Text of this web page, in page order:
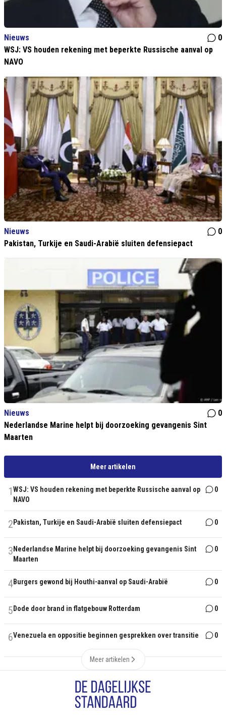
Nieuws
0
WSJ: VS houden rekening met beperkte Russische aanval op
NAVO
Nieuws
0
Pakistan, Turkije en Saudi-Arabië sluiten defensiepact
Nieuws
0
Nederlandse Marine helpt bij doorzoeking gevangenis Sint
Maarten
Meer artikelen
1WSJ: VS houden rekening met beperkte Russische aanval op
NAVO
0
2 Pakistan, Turkije en Saudi-Arabië sluiten defensiepact 0
3 Nederlandse Marine helpt bij doorzoeking gevangenis Sint
Maarten
0
4Burgers gewond bij Houthi-aanval op Saudi-Arabië 0
5 Dode door brand in flatgebouw Rotterdam 0
6Venezuela en oppositie beginnen gesprekken over transitie 0
Meer artikelen